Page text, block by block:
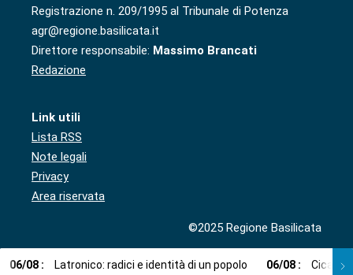
Registrazione n. 209/1995 al Tribunale di Potenza
agr@regione.basilicata.it
Direttore responsabile: Massimo Brancati
Redazione
Link utili
Lista RSS
Note legali
Privacy
Area riservata
©2025 Regione Basilicata
06/08 : Latronico: radici e identità di un popolo 06/08 : Cicala: